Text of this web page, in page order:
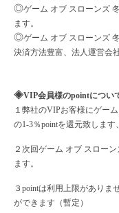
◎ゲーム オブ スローンズ
ます。
◎ゲーム オブ スローンズ
決済方法豊富、法人運営会
◈VIP会員様のpointについ
１弊社のVIPお客様にゲーム
の1-3％pointを還元致します、
２次回ゲーム オブ スローン
ます。
３ pointは利用上限がありま
ができます（暫定）